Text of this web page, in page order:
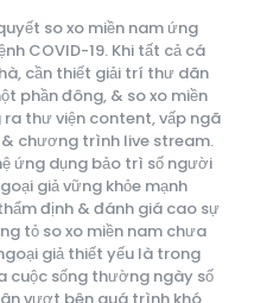
so xo miền nam ứng
COVID-19. Khi tất cả cá
cần thiết giải trí thư dãn
phần đông, & so xo miền
thư viện content, vấp ngã
chương trình live stream.
ứng dụng bảo trì số người
giả vững khỏe mạnh
định & đánh giá cao sự
tỏ so xo miền nam chưa
giả thiết yếu là trong
cuộc sống thường ngày số